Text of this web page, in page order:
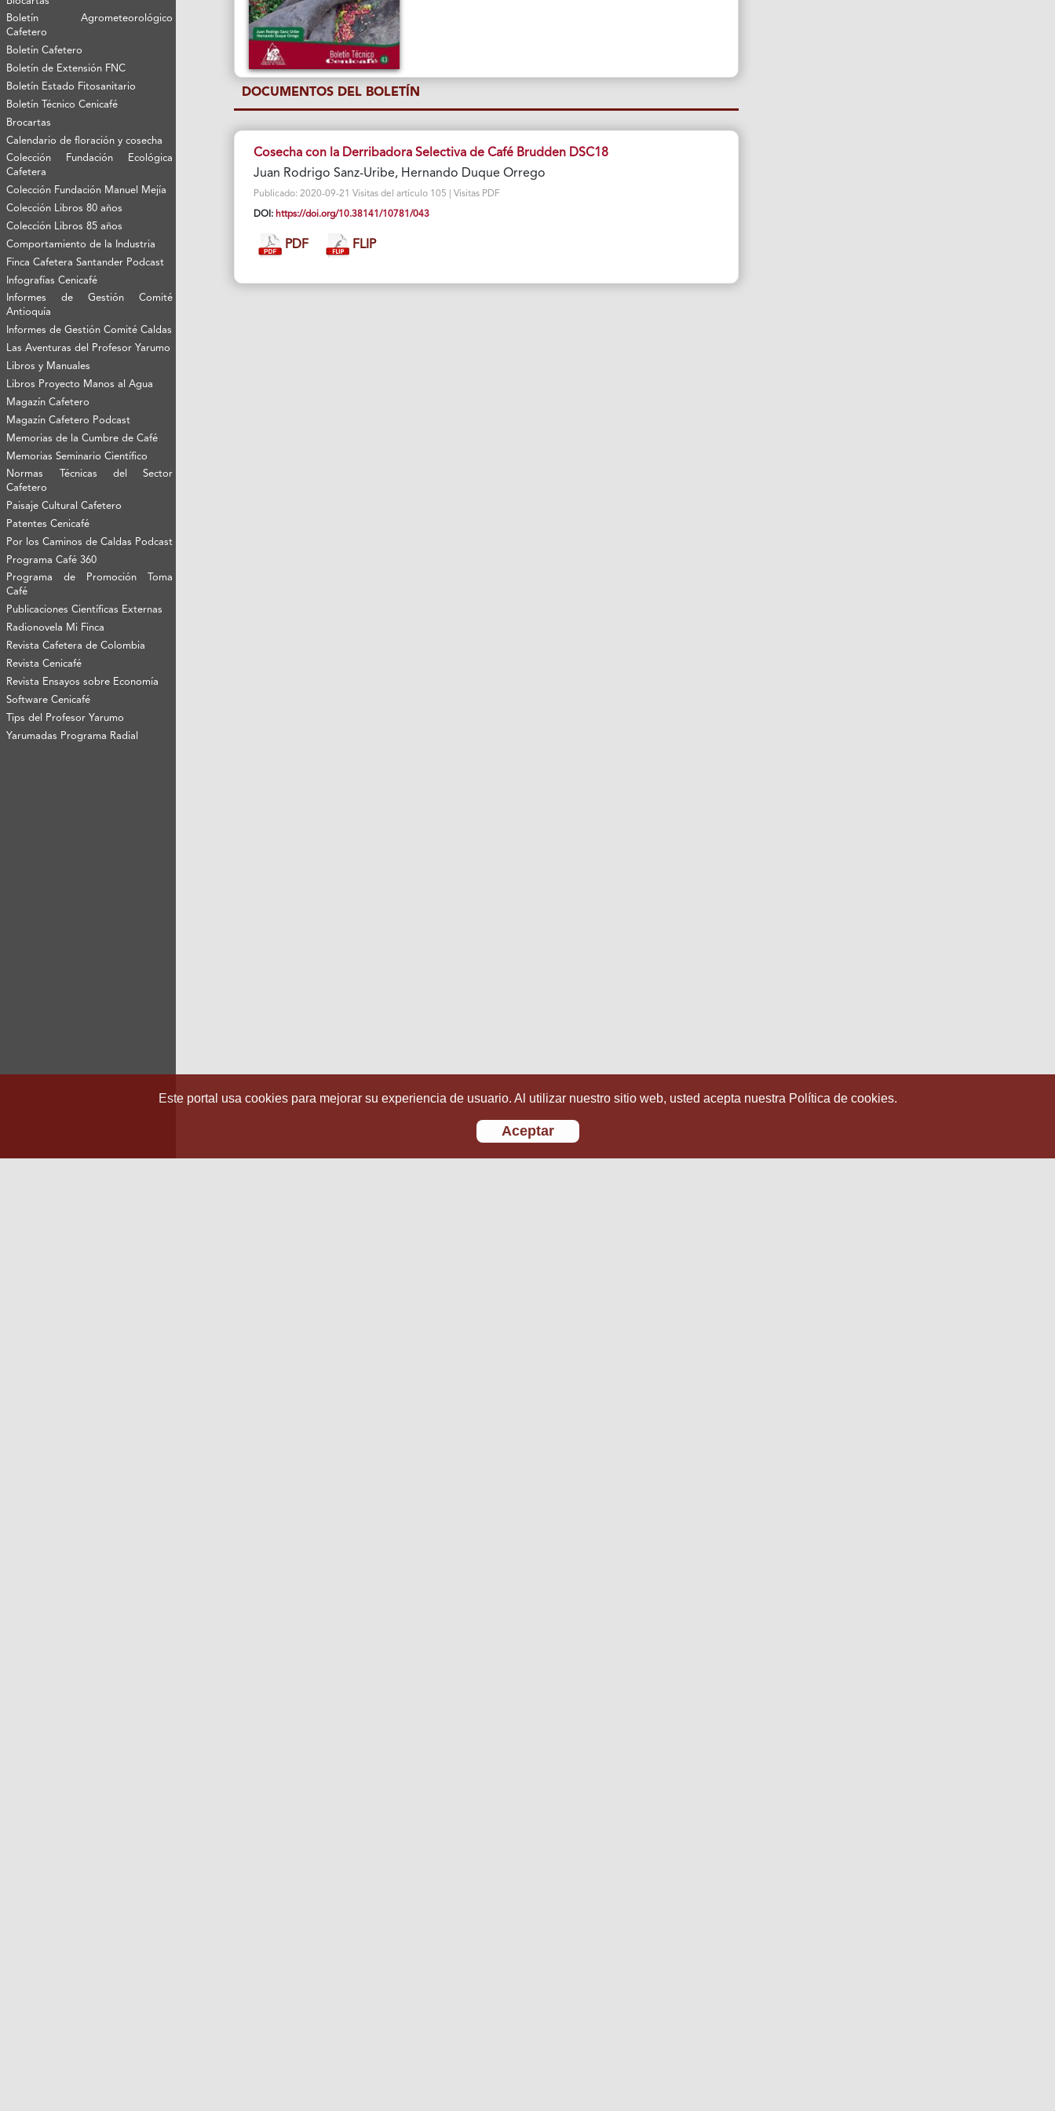
Boletín Agrometeorológico
Cafetero
Boletín Cafetero
Boletín de Extensión FNC
Boletín Estado Fitosanitario
Boletín Técnico Cenicafé
Brocartas
Calendario de floración y cosecha
Colección Fundación Ecológica
Cafetera
Colección Fundación Manuel Mejía
Colección Libros 80 años
Colección Libros 85 años
Comportamiento de la Industria
Finca Cafetera Santander Podcast
Infografías Cenicafé
Informes de Gestión Comité
Antioquía
Informes de Gestión Comité Caldas
Las Aventuras del Profesor Yarumo
Libros y Manuales
Libros Proyecto Manos al Agua
Magazín Cafetero
Magazín Cafetero Podcast
Memorias de la Cumbre de Café
Memorias Seminario Científico
Normas Técnicas del Sector
Cafetero
Paisaje Cultural Cafetero
Patentes Cenicafé
Por los Caminos de Caldas Podcast
Programa Café 360
Programa de Promoción Toma
Café
Publicaciones Científicas Externas
Radionovela Mi Finca
Revista Cafetera de Colombia
Revista Cenicafé
Revista Ensayos sobre Economía
Software Cenicafé
Tips del Profesor Yarumo
Yarumadas Programa Radial
DOCUMENTOS DEL BOLETÍN
Cosecha con la Derribadora Selectiva de Café Brudden DSC18
Juan Rodrigo Sanz-Uribe, Hernando Duque Orrego
Publicado: 2020-09-21 Visitas del artículo 105 | Visitas PDF
DOI: https://doi.org/10.38141/10781/043
PDF FLIP
Este portal usa cookies para mejorar su experiencia de usuario. Al utilizar nuestro sitio web, usted acepta nuestra Política de cookies.
Aceptar